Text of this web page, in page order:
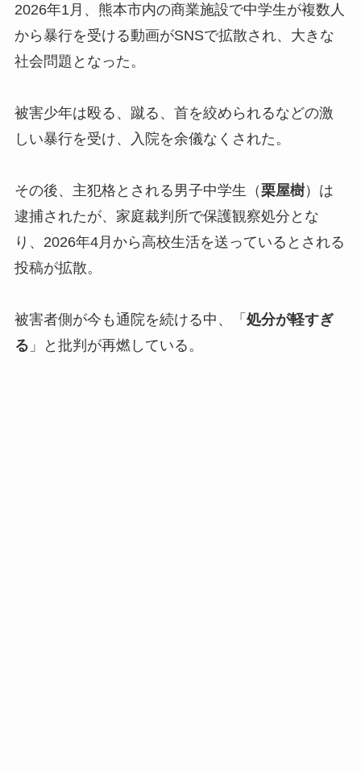
2026年1月、熊本市内の商業施設で中学生が複数人
から暴行を受ける動画がSNSで拡散され、大きな
社会問題となった。
被害少年は殴る、蹴る、首を絞められるなどの激
しい暴行を受け、入院を余儀なくされた。
その後、主犯格とされる男子中学生（栗屋樹）は
逮捕されたが、家庭裁判所で保護観察処分とな
り、2026年4月から高校生活を送っているとされる
投稿が拡散。
被害者側が今も通院を続ける中、「 処分が軽すぎ
る 」と批判が再燃している。